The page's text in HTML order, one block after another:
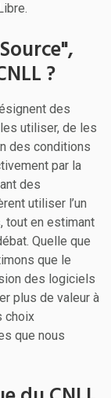
?
des
utiliser, de les
des conditions
par la
des
utiliser l’un
tout en estimant
Quelle que
que le
des logiciels
plus de valeur à
choix
que nous